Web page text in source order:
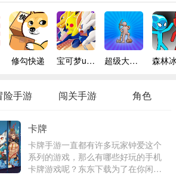
修勾快递 宝可梦unite 超级大富翁
险手游 闯关手游 角色
卡牌
卡牌手游一直都有许多玩家钟爱这个
系列的游戏，那么有哪些好玩的手机
卡牌游戏呢？东东下载为了在你闲暇